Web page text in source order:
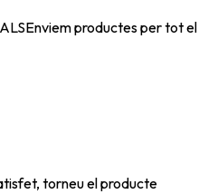
Enviem productes per tot el
torneu el producte